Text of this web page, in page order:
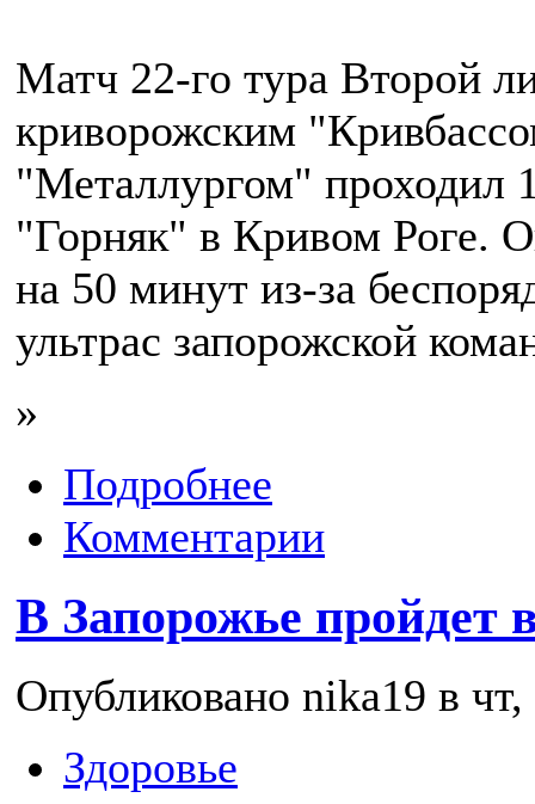
Матч 22-го тура Второй
криворожским
"Металлургом" проходил
"Горняк" в Кривом Роге.
на 50 минут из-за
ультрас запорожской
»
Подробнее
Комментарии
В Запорожье пройдет
Опубликовано nika19 в
Здоровье